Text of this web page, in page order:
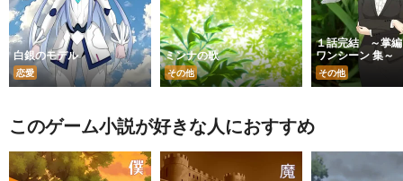
白銀のモデル
恋愛
ミンナの歌
その他
１話完結 ～掌
ワンシーン 集～
その他
このゲーム小説が好きな人におすすめ